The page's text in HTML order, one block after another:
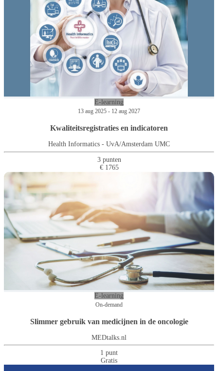
E-learning
13 aug 2025 - 12 aug 2027
Kwaliteitsregistraties en indicatoren
Health Informatics - UvA/Amsterdam UMC
3 punten
€ 1765
E-learning
On-demand
Slimmer gebruik van medicijnen in de oncologie
MEDtalks.nl
1 punt
Gratis